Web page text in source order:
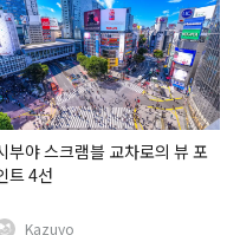
부야 스크램블 교차로의 뷰 포
트 4선
Kazuyo